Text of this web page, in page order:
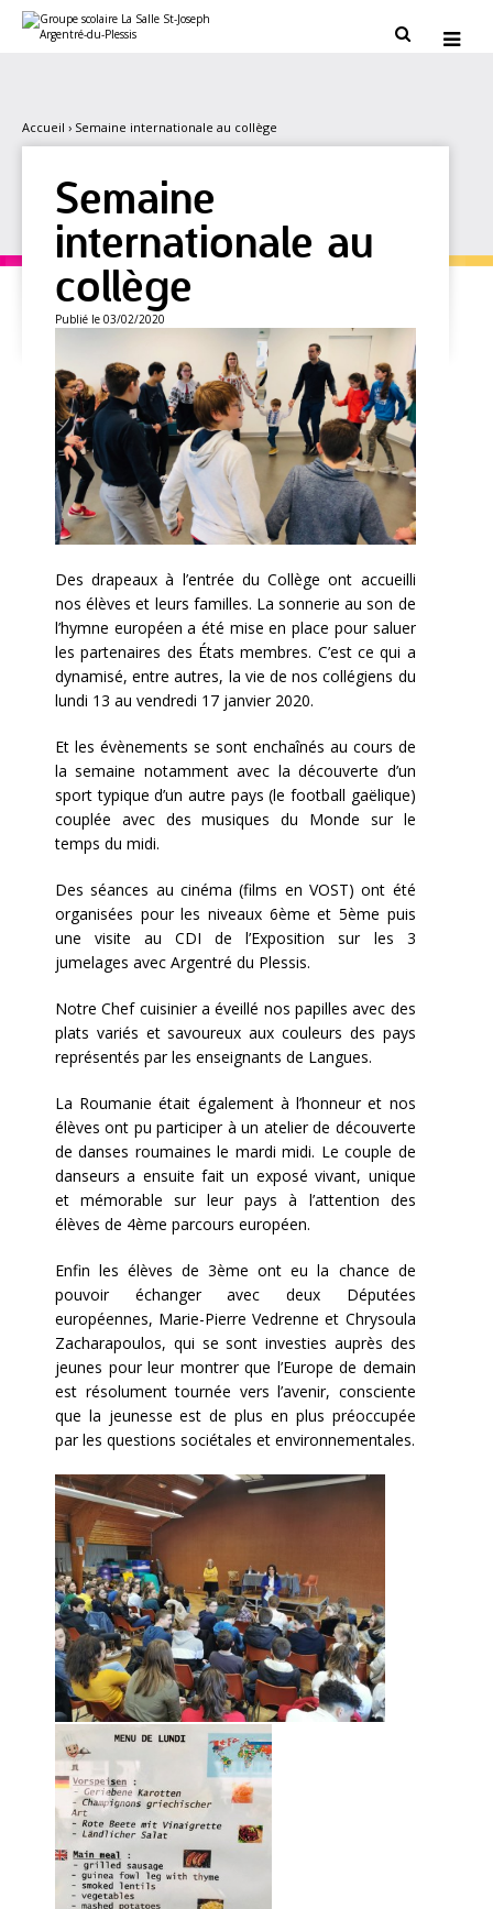
contenu.
personnels
 
Accueil › Semaine internationale au collège
Semaine
internationale au
collège
Publié le 03/02/2020
Des drapeaux à l’entrée du Collège ont accueilli
nos élèves et leurs familles. La sonnerie au son de
l’hymne européen a été mise en place pour saluer
les partenaires des États membres. C’est ce qui a
dynamisé, entre autres, la vie de nos collégiens du
lundi 13 au vendredi 17 janvier 2020.
Et les évènements se sont enchaînés au cours de
la semaine notamment avec la découverte d’un
sport typique d’un autre pays (le football gaëlique)
couplée avec des musiques du Monde sur le
temps du midi.
Des séances au cinéma (films en VOST) ont été
organisées pour les niveaux 6ème et 5ème puis
une visite au CDI de l’Exposition sur les 3
jumelages avec Argentré du Plessis.
Notre Chef cuisinier a éveillé nos papilles avec des
plats variés et savoureux aux couleurs des pays
représentés par les enseignants de Langues.
La Roumanie était également à l’honneur et nos
élèves ont pu participer à un atelier de découverte
de danses roumaines le mardi midi. Le couple de
danseurs a ensuite fait un exposé vivant, unique
et mémorable sur leur pays à l’attention des
élèves de 4ème parcours européen.
Enfin les élèves de 3ème ont eu la chance de
pouvoir échanger avec deux Députées
européennes, Marie-Pierre Vedrenne et Chrysoula
Zacharapoulos, qui se sont investies auprès des
jeunes pour leur montrer que l’Europe de demain
est résolument tournée vers l’avenir, consciente
que la jeunesse est de plus en plus préoccupée
par les questions sociétales et environnementales.